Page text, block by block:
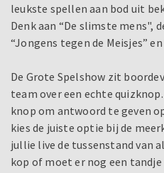
leukste spellen aan bod uit
Denk aan “De slimste mens",
“Jongens tegen de Meisjes”
De Grote Spelshow zit
team over een echte
knop om antwoord te geven
kies de juiste optie bij de
jullie live de tussenstand van
kop of moet er nog een tandje